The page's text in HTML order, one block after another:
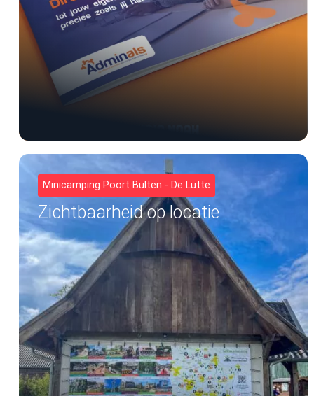
Minicamping Poort Bulten - De Lutte
Zichtbaarheid op locatie